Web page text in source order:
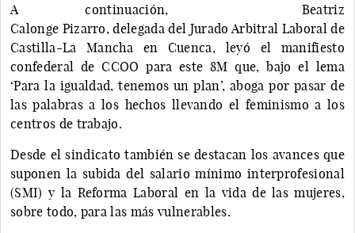
A continuación, Beatriz
Calonge Pizarro, delegada del Jurado Arbitral Laboral de
Castilla-La Mancha en Cuenca, leyó el manifiesto
confederal de CCOO para este 8M que, bajo el lema
‘Para la igualdad, tenemos un plan’, aboga por pasar de
las palabras a los hechos llevando el feminismo a los
centros de trabajo.
Desde el sindicato también se destacan los avances que
suponen la subida del salario mínimo interprofesional
(SMI) y la Reforma Laboral en la vida de las mujeres,
sobre todo, para las más vulnerables.